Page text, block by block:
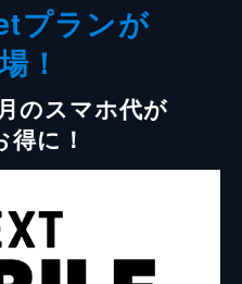
プランが
！
のスマホ代が
に！